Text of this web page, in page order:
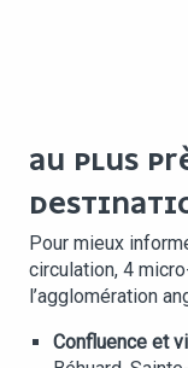
AU PLUS
Pour mieux
circulation, 4
l’agglomération
Confluence et